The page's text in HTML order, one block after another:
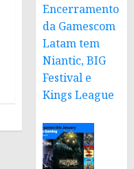
Encerramento
da Gamescom
Latam tem
Niantic, BIG
Festival e
Kings League